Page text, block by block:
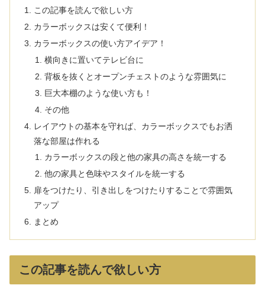
この記事を読んで欲しい方
カラーボックスは安くて便利！
カラーボックスの使い方アイデア！
横向きに置いてテレビ台に
背板を抜くとオープンチェストのような雰囲気に
巨大本棚のような使い方も！
その他
レイアウトの基本を守れば、カラーボックスでもお洒
落な部屋は作れる
カラーボックスの段と他の家具の高さを統一する
他の家具と色味やスタイルを統一する
扉をつけたり、引き出しをつけたりすることで雰囲気
アップ
まとめ
この記事を読んで欲しい方